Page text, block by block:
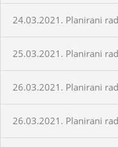
24.03.2021. Planirani
25.03.2021. Planirani
26.03.2021. Planirani
26.03.2021. Planirani